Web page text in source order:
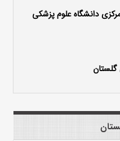
دانشگاه علوم پزشکی
گلستان